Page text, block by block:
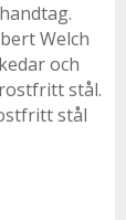
Welch
och
stål.
stål